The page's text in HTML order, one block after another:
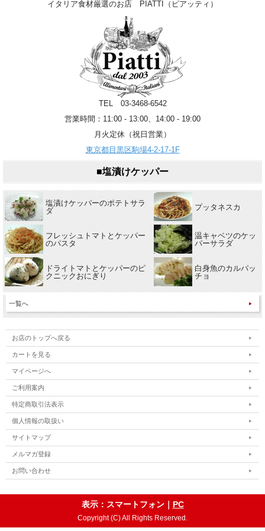
イタリア食材厳選のお店 PIATTI（ピアッティ）
TEL 03-3468-6542
営業時間：11:00 - 13:00、14:00 - 19:00
月火定休（祝日営業）
東京都目黒区駒場4-2-17-1F
■塩漬けケッパー
塩漬けケッパーのポテトサラ
ダ
プッタネスカ
フレッシュトマトとケッパー
のパスタ
温キャベツのケッ
パーサラダ
ドライトマトとケッパーのピ
クニックおにぎり
白身魚のカルパッ
チョ
一覧へ
お店のトップへ戻る
カートを見る
マイページへ
ご利用案内
特定商取引法表示
個人情報の取扱い
サイトマップ
メルマガ登録
お問い合わせ
表示：スマートフォン｜ PC
Copyright (C) All Rights Reserved.